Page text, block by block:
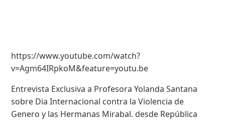
https://www.youtube.com/watch?
v=Agm64IRpkoM&feature=youtu.be
Entrevista Exclusiva a Profesora Yolanda Santana
sobre Dia Internacional contra la Violencia de
Genero y las Hermanas Mirabal. desde República